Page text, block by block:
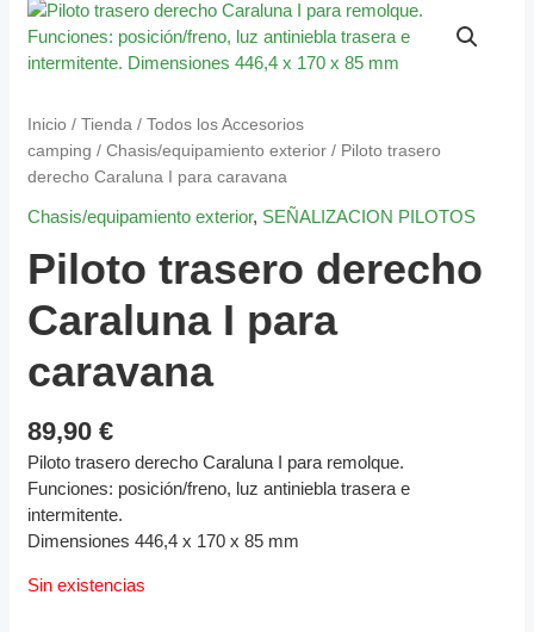
Inicio /Tienda /Todos los Accesorios
camping /Chasis/equipamiento exterior / Piloto trasero
derecho Caraluna I para caravana
Chasis/equipamiento exterior, SEÑALIZACION PILOTOS
Piloto trasero derecho
Caraluna I para
caravana
89,90€
Piloto trasero derecho Caraluna I para remolque.
Funciones: posición/freno, luz antiniebla trasera e
intermitente.
Dimensiones 446,4 x 170 x 85 mm
Sin existencias